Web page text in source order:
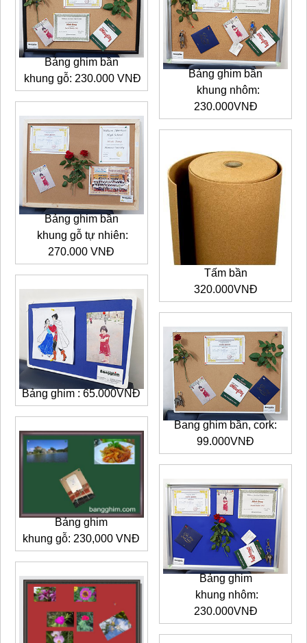
Bảng ghim bần
khung gỗ: 230.000 VNĐ
Bảng ghim bần
khung gỗ tự nhiên:
270.000 VNĐ
Bảng ghim : 65.000VNĐ
Bảng ghim
khung gỗ: 230,000 VNĐ
Bảng ghim bần
khung nhôm:
230.000VNĐ
Tấm bần
320.000VNĐ
Bang ghim bần, cork:
99.000VNĐ
Bảng ghim
khung nhôm:
230.000VNĐ